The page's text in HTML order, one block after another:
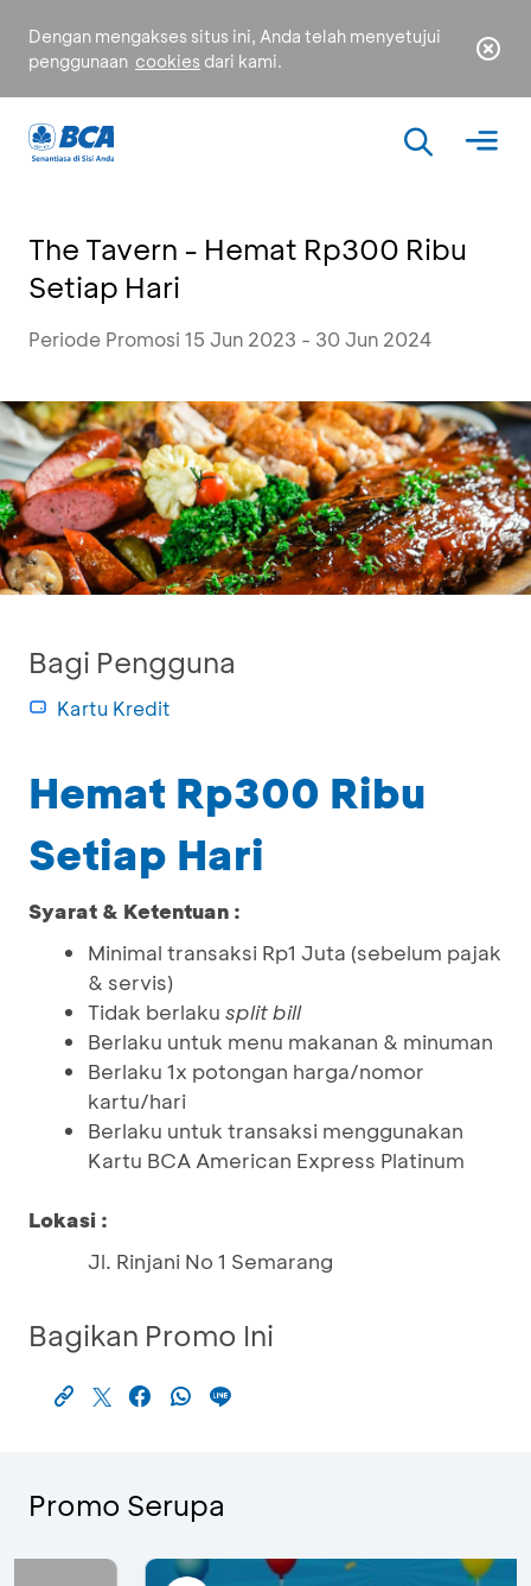
Dengan mengakses situs ini, Anda telah menyetujui
penggunaan cookies dari kami.
The Tavern - Hemat Rp300 Ribu
Setiap Hari
Periode Promosi 15 Jun 2023 - 30 Jun 2024
Bagi Pengguna
Kartu Kredit
Hemat Rp300 Ribu
Setiap Hari
Syarat & Ketentuan :
Minimal transaksi Rp1 Juta (sebelum pajak
& servis)
Tidak berlaku split bill
Berlaku untuk menu makanan & minuman
Berlaku 1x potongan harga/nomor
kartu/hari
Berlaku untuk transaksi menggunakan
Kartu BCA American Express Platinum
Lokasi :
Jl. Rinjani No 1 Semarang
Bagikan Promo Ini
Promo Serupa